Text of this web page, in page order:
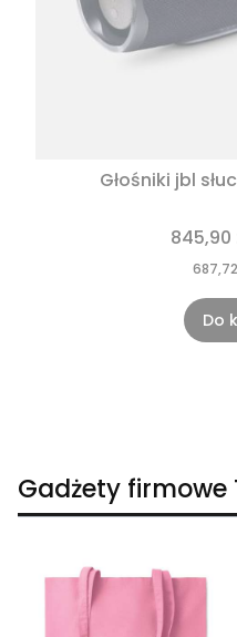
Głośniki jbl
845,90
Do
Gadżety firmowe